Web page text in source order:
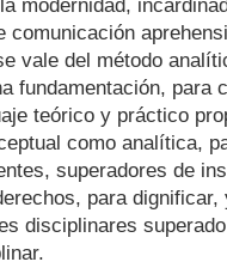
modernidad,
comunicación
vale del método
fundamentación, para
teórico y práctico
como analítica,
superadores de
para
disciplinares